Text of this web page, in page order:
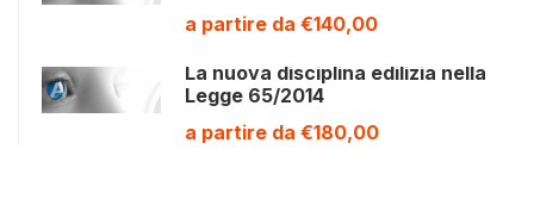
a partire da €140,00
La nuova disciplina edilizia nella
Legge 65/2014
a partire da €180,00